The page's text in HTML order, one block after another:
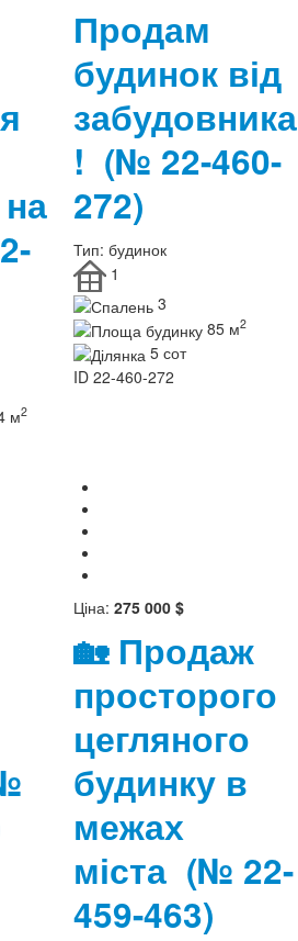
м2
Продам
будинок від
забудовника
! (№ 22-460-
272)
Тип: будинок
1
3
85 м2
5 сот
ID 22-460-272
Ціна: 275 000 $
🏡 Продаж
просторого
цегляного
будинку в
межах
міста (№ 22-
459-463)